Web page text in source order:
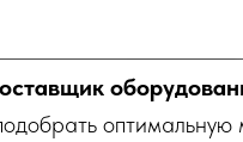
оптимальную